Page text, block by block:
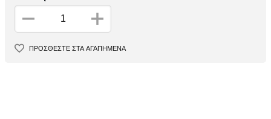
ΠΡΟΣΘΕΣΤΕ ΣΤΑ ΑΓΑΠΗΜΕΝΑ